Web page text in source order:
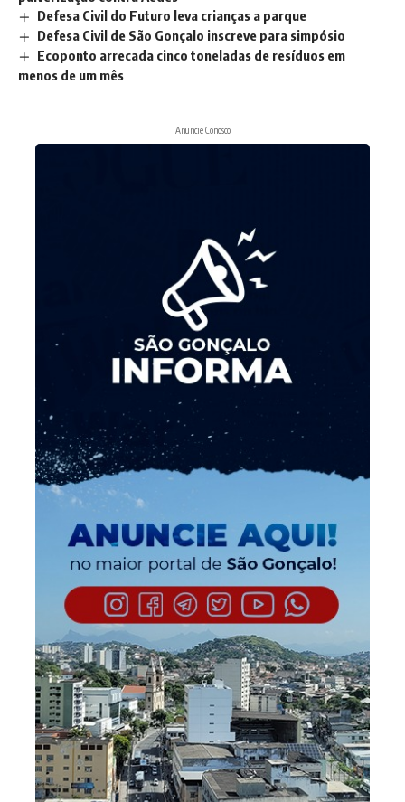
Defesa Civil do Futuro leva crianças a parque
Defesa Civil de São Gonçalo inscreve para simpósio
Ecoponto arrecada cinco toneladas de resíduos em
menos de um mês
Anuncie Conosco